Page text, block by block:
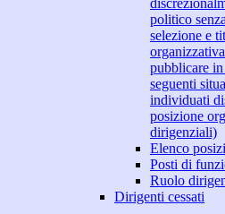
politico
selezione e
pubblicare
seguenti
individuati
posizione
dirigenziali)
Elenco
Posti di
Ruolo
Dirigenti cessati